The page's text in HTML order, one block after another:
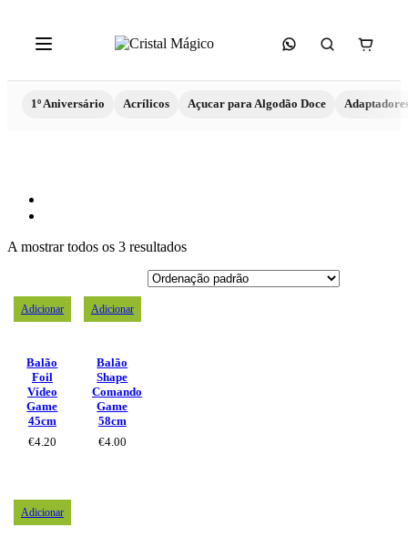
1º Aniversário Acrílicos Açucar para Algodão Doce
A mostrar todos os 3 resultados
Adicionar
Balão
Foil
Vídeo
Game
45cm
€4.20
Adicionar
Balão
Shape
Comando
Game
58cm
€4.00
Adicionar